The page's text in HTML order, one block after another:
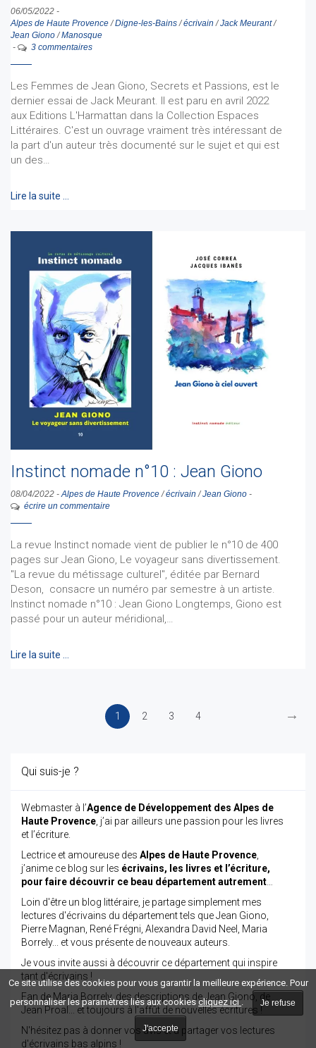
06/05/2022 -
Alpes de Haute Provence/Digne-les-Bains/écrivain /Jack Meurant/
Jean Giono/Manosque
-
3 commentaires
Les Femmes de Jean Giono, Secrets et Passions, est le
dernier essai de Jack Meurant. Il est paru en avril 2022
aux Editions L'Harmattan dans la Collection Espaces
Littéraires. C'est un ouvrage vraiment très intéressant de
la part d'un auteur très documenté sur le sujet et qui est
un des…
Lire la suite …
Instinct nomade n°10 : Jean Giono
08/04/2022 -Alpes de Haute Provence/écrivain /Jean Giono -
écrire un commentaire
La revue Instinct nomade vient de publier le n°10 de 400
pages sur Jean Giono, Le voyageur sans divertissement.
"La revue du métissage culturel", éditée par Bernard
Deson, consacre un numéro par semestre à un artiste.
Instinct nomade n°10 : Jean Giono Longtemps, Giono est
passé pour un auteur méridional,…
Lire la suite …
1 2 3 4 →
Qui suis-je ?
Webmaster à l’Agence de Développement des Alpes de
Haute Provence, j’ai par ailleurs une passion pour les livres
et l’écriture.
Lectrice et amoureuse des Alpes de Haute Provence,
j’anime ce blog sur les écrivains, les livres et l’écriture,
pour faire découvrir ce beau département autrement…
Loin d'être un blog littéraire, je partage simplement mes
lectures d'écrivains du département tels que Jean Giono,
Pierre Magnan, René Frégni, Alexandra David Neel, Maria
Borrely... et vous présente de nouveaux auteurs.
Je vous invite aussi à découvrir ce département qui inspire
tant d'écrivains !
Fan de Maria Borrely, des descriptions de Jean Giono, de
Jean Proal... et toujours à l'affût de nouvelles écritures !
N'hésitez pas à donner vos avis et à partager vos lectures
d'écrivains bas alpins !
Ce site utilise des cookies pour vous garantir la meilleure expérience. Pour
personnaliser les paramètres liés aux cookiescliquez ici. Je refuse
J'accepte